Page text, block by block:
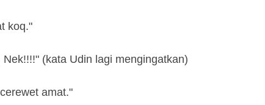
koq."
(kata Udin lagi mengingatkan)
amat."